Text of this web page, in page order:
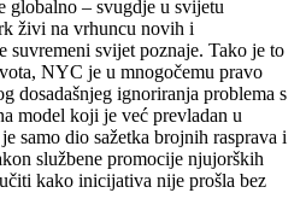
globalno – svugdje u svijetu
živi na vrhuncu novih i
suvremeni svijet poznaje. Tako je to
NYC je u mnogočemu pravo
dosadašnjeg ignoriranja problema s
model koji je već prevladan u
samo dio sažetka brojnih rasprava i
službene promocije njujorških
kako inicijativa nije prošla bez